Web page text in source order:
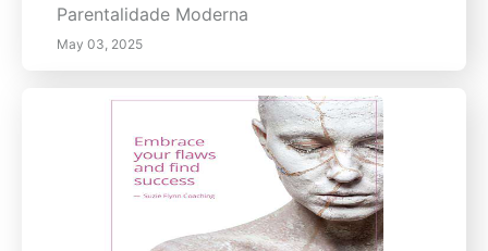
Parentalidade Moderna
May 03, 2025